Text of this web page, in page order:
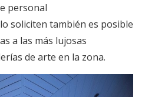
personal
soliciten también es posible
a las más lujosas
de arte en la zona.